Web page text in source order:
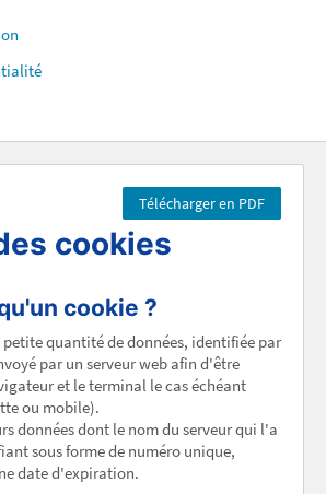
Télécharger en PDF
cookies
cookie ?
petite quantité de données, identifiée par
par un serveur web afin d'être
et le terminal le cas échéant
ou mobile).
données dont le nom du serveur qui l'a
sous forme de numéro unique,
date d'expiration.